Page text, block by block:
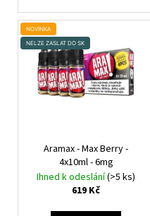
NOVINKA
NELZE ZASLAT DO SK
Aramax - Max Berry -
4x10ml - 6mg
Ihned k odeslání(>5 ks)
619 Kč
DESERT
SHIP
10ML
11MG
Původně: